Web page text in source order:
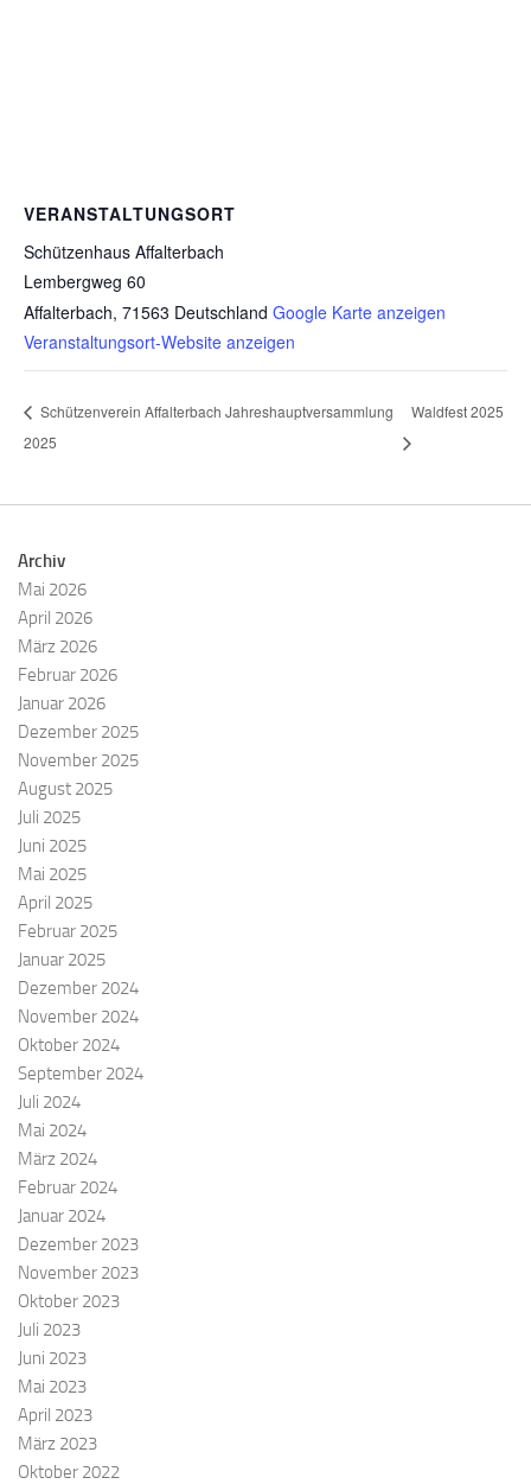
VERANSTALTUNGSORT
Schützenhaus Affalterbach
Lembergweg 60
Affalterbach, 71563 Deutschland Google Karte anzeigen
Veranstaltungsort-Website anzeigen
Schützenverein Affalterbach Jahreshauptversammlung
2025
Waldfest 2025
Archiv
Mai 2026
April 2026
März 2026
Februar 2026
Januar 2026
Dezember 2025
November 2025
August 2025
Juli 2025
Juni 2025
Mai 2025
April 2025
Februar 2025
Januar 2025
Dezember 2024
November 2024
Oktober 2024
September 2024
Juli 2024
Mai 2024
März 2024
Februar 2024
Januar 2024
Dezember 2023
November 2023
Oktober 2023
Juli 2023
Juni 2023
Mai 2023
April 2023
März 2023
Oktober 2022